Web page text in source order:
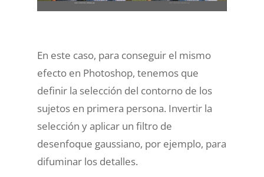
En este caso, para conseguir el mismo
efecto en Photoshop, tenemos que
definir la selección del contorno de los
sujetos en primera persona. Invertir la
selección y aplicar un filtro de
desenfoque gaussiano, por ejemplo, para
difuminar los detalles.